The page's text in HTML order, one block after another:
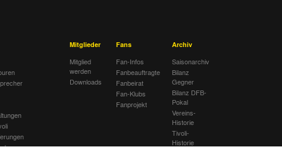
Mitglieder
Mitglied
werden
Downloads
Fans
Fan-Infos
Fanbeauftragte
Fanbeirat
Fan-Klubs
Fanprojekt
Archiv
Saisonarchiv
Bilanz
Gegner
Bilanz DFB-
Pokal
Vereins-
Historie
Tivoli-
Historie